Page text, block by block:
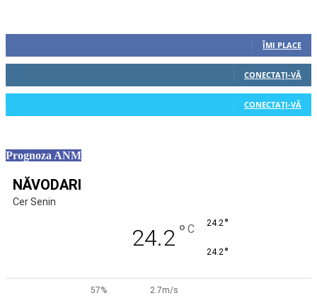
ÎMI PLACE
CONECTAȚI-VĂ
CONECTAȚI-VĂ
Prognoza ANM
NĂVODARI
Cer Senin
24.2 ° C 24.2°
24.2°
57%
2.7m/s